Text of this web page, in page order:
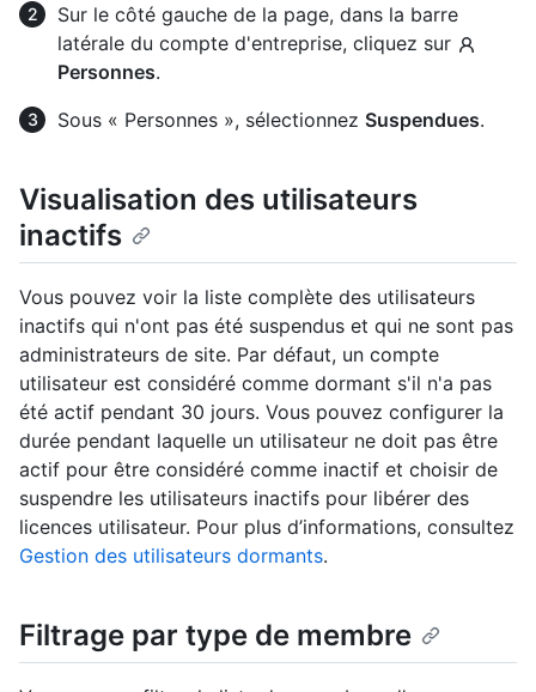
Sur le côté gauche de la page, dans la barre
latérale du compte d'entreprise, cliquez sur
Personnes.
Sous « Personnes », sélectionnez Suspendues.
Visualisation des utilisateurs
inactifs
Vous pouvez voir la liste complète des utilisateurs
inactifs qui n'ont pas été suspendus et qui ne sont pas
administrateurs de site. Par défaut, un compte
utilisateur est considéré comme dormant s'il n'a pas
été actif pendant 30 jours. Vous pouvez configurer la
durée pendant laquelle un utilisateur ne doit pas être
actif pour être considéré comme inactif et choisir de
suspendre les utilisateurs inactifs pour libérer des
licences utilisateur. Pour plus d’informations, consultez
Gestion des utilisateurs dormants.
Filtrage par type de membre